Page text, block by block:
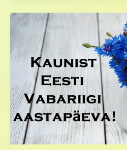
Midrimaa
Huvikooli
lapsed
tervitavad
aastapäeva
puhul!